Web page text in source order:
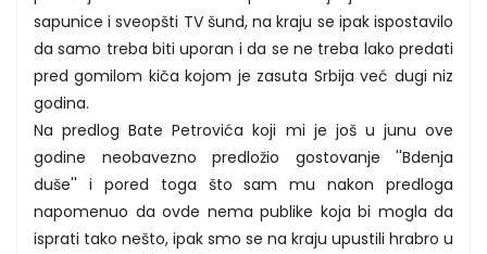
sapunice i sveopšti TV šund, na kraju se ipak ispostavilo
da samo treba biti uporan i da se ne treba lako predati
pred gomilom kiča kojom je zasuta Srbija već dugi niz
godina.
Na predlog Bate Petrovića koji mi je još u junu ove
godine neobavezno predložio gostovanje ''Bdenja
duše'' i pored toga što sam mu nakon predloga
napomenuo da ovde nema publike koja bi mogla da
isprati tako nešto, ipak smo se na kraju upustili hrabro u